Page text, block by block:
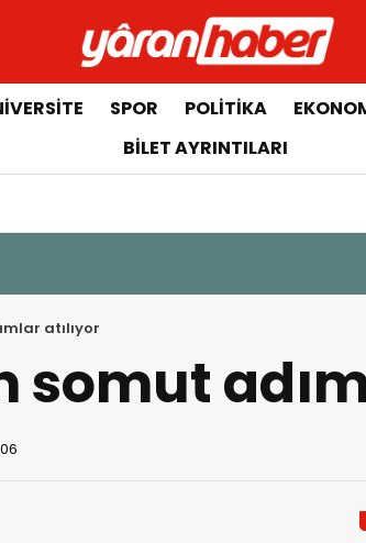
SPOR POLITIKA
BILET AYRINTILARI
atılıyor
somut